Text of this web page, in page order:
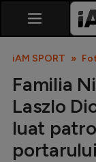
iAM SPORT
Familia
Laszlo
luat
portarului